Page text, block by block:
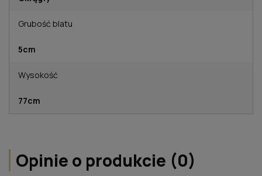
Grubość blatu
5cm
Wysokość
77cm
Opinie o produkcie (0)